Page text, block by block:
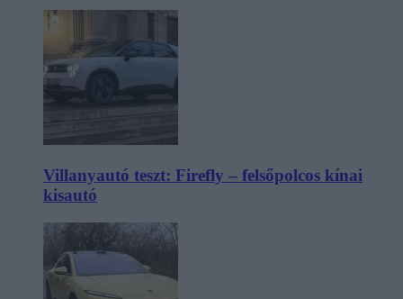
Villanyautó teszt: Firefly – felsőpolcos kínai
kisautó